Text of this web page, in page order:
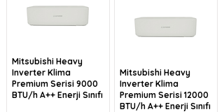
Mitsubishi Heavy
Inverter Klima
Premium Serisi 9000
BTU/h A++ Enerji Sınıfı
Mitsubishi Heavy
Inverter Klima
Premium Serisi 12000
BTU/h A++ Enerji Sınıfı